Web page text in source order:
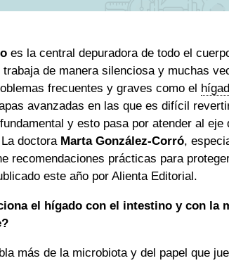
es la central depuradora de todo el
trabaja de manera silenciosa y muchas
frecuentes y graves como el
avanzadas en las que es difícil
y esto pasa por atender al eje
doctora Marta González-Corró,
recomendaciones prácticas para
este año por Alienta Editorial.
el hígado con el intestino y con la
más de la microbiota y del papel que